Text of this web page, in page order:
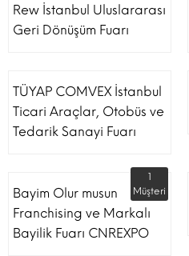
Rew İstanbul Uluslararası
Geri Dönüşüm Fuarı
TÜYAP COMVEX İstanbul
Ticari Araçlar, Otobüs ve
Tedarik Sanayi Fuarı
Bayim Olur musun
Franchising ve Markalı
Bayilik Fuarı CNREXPO
1
Müşteri